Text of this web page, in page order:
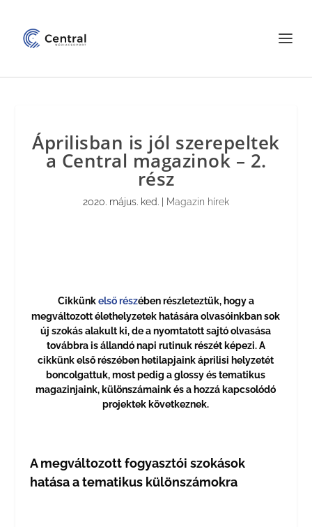
Áprilisban is jól szerepeltek
a Central magazinok – 2.
rész
2020. május. ked. Magazin hírek
Cikkünkelső részében részleteztük, hogy a
megváltozott élethelyzetek hatására olvasóinkban sok
új szokás alakult ki, de a nyomtatott sajtó olvasása
továbbra is állandó napi rutinuk részét képezi. A
cikkünk első részében hetilapjaink áprilisi helyzetét
boncolgattuk, most pedig a glossy és tematikus
magazinjaink, különszámaink és a hozzá kapcsolódó
projektek következnek.
A megváltozott fogyasztói szokások
hatása a tematikus különszámokra